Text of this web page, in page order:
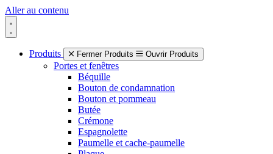
Aller au contenu
Produits Fermer Produits Ouvrir Produits
Portes et fenêtres
Béquille
Bouton de condamnation
Bouton et pommeau
Butée
Crémone
Espagnolette
Paumelle et cache-paumelle